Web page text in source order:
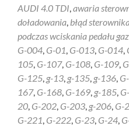
AUDI 4.0 TDI,awaria
doładowania, błąd
podczas wciskania pedału
G-004, G-01, G-013, G-014,
105, G-107, G-108, G-109,
G-125, g-13, g-135, g-136,
167, G-168, G-169, g-185,
20, G-202, G-203, g-206, G-
G-221, G-222, G-23, G-24,